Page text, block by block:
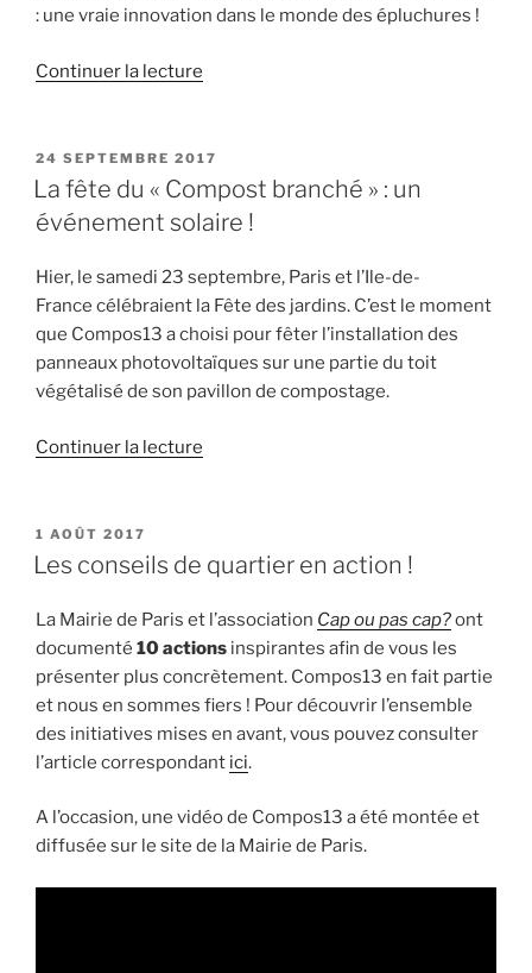
: une vraie innovation dans le monde des épluchures !
Continuer la lecture
son
tamisage
–
le
27
janvier
2018 »
PUBLIÉ
LE
24 SEPTEMBRE 2017
La fête du « Compost branché » : un
événement solaire !
Hier, le samedi 23 septembre, Paris et l’Ile-de-
France célébraient la Fête des jardins. C’est le moment
que Compos13 a choisi pour fêter l’installation des
panneaux photovoltaïques sur une partie du toit
végétalisé de son pavillon de compostage.
Continuer la lecture
« Compost
:
un
événement
solaire
! »
PUBLIÉ
LE
1 AOÛT 2017
Les conseils de quartier en action !
La Mairie de Paris et l’association Cap ou pas cap?ont
documenté 10 actions inspirantes afin de vous les
présenter plus concrètement. Compos13 en fait partie
et nous en sommes fiers ! Pour découvrir l’ensemble
des initiatives mises en avant, vous pouvez consulter
l’article correspondant ici.
A l’occasion, une vidéo de Compos13 a été montée et
diffusée sur le site de la Mairie de Paris.